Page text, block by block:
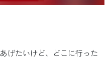
げたいけど、どこに行った